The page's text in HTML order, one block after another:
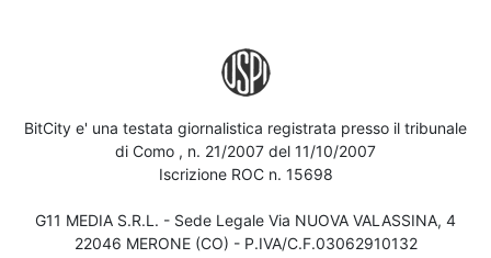
BitCity e' una testata giornalistica registrata presso il tribunale
di Como , n. 21/2007 del 11/10/2007
Iscrizione ROC n. 15698
G11 MEDIA S.R.L. - Sede Legale Via NUOVA VALASSINA, 4
22046 MERONE (CO) - P.IVA/C.F.03062910132